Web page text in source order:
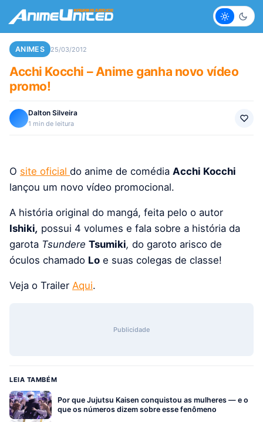
Claro
ANIMES 25/03/2012
Acchi Kocchi – Anime ganha novo vídeo
promo!
Dalton Silveira
1 min de leitura
O site oficial do anime de comédia Acchi Kocchi
lançou um novo vídeo promocional.
A história original do mangá, feita pelo o autor
Ishiki, possui 4 volumes e fala sobre a história da
garota Tsundere Tsumiki, do garoto arisco de
óculos chamado Lo e suas colegas de classe!
Veja o Trailer Aqui.
Publicidade
LEIA TAMBÉM
Por que Jujutsu Kaisen conquistou as mulheres — e o
que os números dizem sobre esse fenômeno